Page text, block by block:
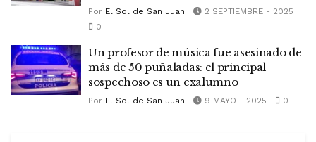
Por El Sol de San Juan
2 SEPTIEMBRE - 2025
0
Un profesor de música fue asesinado de
más de 50 puñaladas: el principal
sospechoso es un exalumno
Por El Sol de San Juan 9 MAYO - 2025 0